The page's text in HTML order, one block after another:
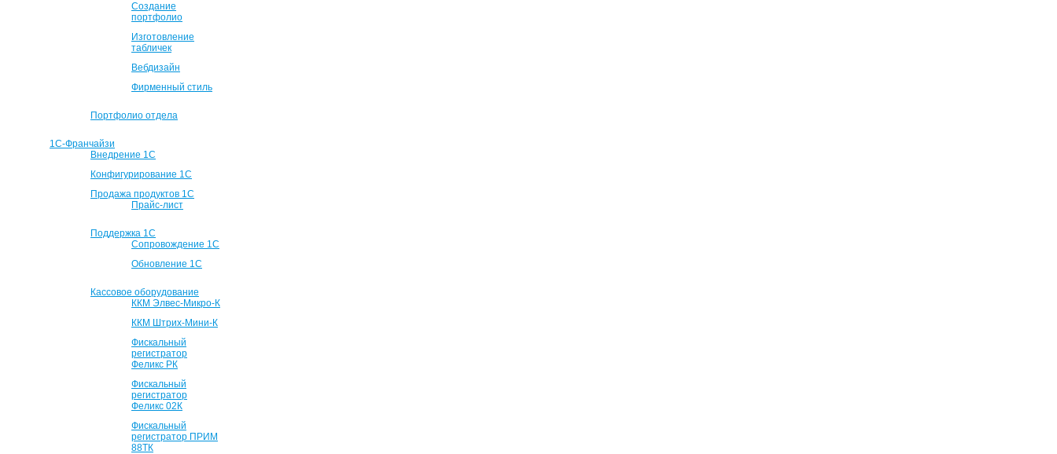
Создание
портфолио
Изготовление
табличек
Вебдизайн
Фирменный стиль
Портфолио отдела
1С-Франчайзи
Внедрение 1С
Конфигурирование 1С
Продажа продуктов 1С
Прайс-лист
Поддержка 1С
Сопровождение 1С
Обновление 1С
Кассовое оборудование
ККМ Элвес-Микро-К
ККМ Штрих-Мини-К
Фискальный
регистратор
Феликс РК
Фискальный
регистратор
Феликс 02К
Фискальный
регистратор ПРИМ
88ТК